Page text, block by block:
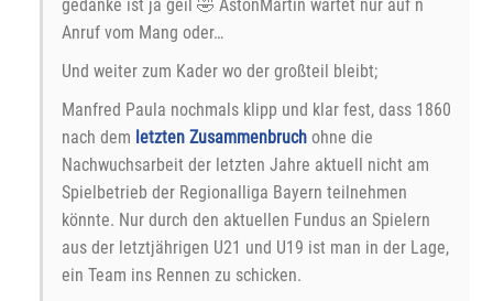
gedanke ist ja geil 🤣 AstonMartin wartet nur auf n
Anruf vom Mang oder…
Und weiter zum Kader wo der großteil bleibt;
Manfred Paula nochmals klipp und klar fest, dass 1860
nach dem letzten Zusammenbruch ohne die
Nachwuchsarbeit der letzten Jahre aktuell nicht am
Spielbetrieb der Regionalliga Bayern teilnehmen
könnte. Nur durch den aktuellen Fundus an Spielern
aus der letztjährigen U21 und U19 ist man in der Lage,
ein Team ins Rennen zu schicken.